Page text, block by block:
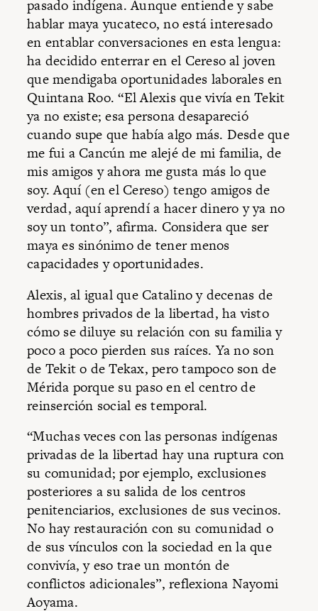
pasado indígena. Aunque entiende y sabe
hablar maya yucateco, no está interesado
en entablar conversaciones en esta lengua:
ha decidido enterrar en el Cereso al joven
que mendigaba oportunidades laborales en
Quintana Roo. “El Alexis que vivía en Tekit
ya no existe; esa persona desapareció
cuando supe que había algo más. Desde que
me fui a Cancún me alejé de mi familia, de
mis amigos y ahora me gusta más lo que
soy. Aquí (en el Cereso) tengo amigos de
verdad, aquí aprendí a hacer dinero y ya no
soy un tonto”, afirma. Considera que ser
maya es sinónimo de tener menos
capacidades y oportunidades.
Alexis, al igual que Catalino y decenas de
hombres privados de la libertad, ha visto
cómo se diluye su relación con su familia y
poco a poco pierden sus raíces. Ya no son
de Tekit o de Tekax, pero tampoco son de
Mérida porque su paso en el centro de
reinserción social es temporal.
“Muchas veces con las personas indígenas
privadas de la libertad hay una ruptura con
su comunidad; por ejemplo, exclusiones
posteriores a su salida de los centros
penitenciarios, exclusiones de sus vecinos.
No hay restauración con su comunidad o
de sus vínculos con la sociedad en la que
convivía, y eso trae un montón de
conflictos adicionales”, reflexiona Nayomi
Aoyama.